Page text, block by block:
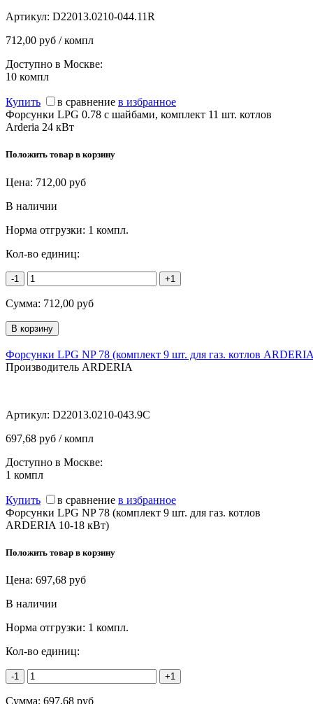
Артикул: D22013.0210-044.11R
712,00 руб / компл
Доступно в Москве:
10 компл
Купить в сравнение в избранное
Форсунки LPG 0.78 с шайбами, комплект 11 шт. котлов
Arderia 24 кВт
Положить товар в корзину
Цена: 712,00 руб
В наличии
Норма отгрузки: 1 компл.
Кол-во единиц:
-1 +1
Сумма: 712,00 руб
Форсунки LPG NP 78 (комплект 9 шт. для газ. котлов
Производитель ARDERIA
Артикул: D22013.0210-043.9C
697,68 руб / компл
Доступно в Москве:
1 компл
Купить в сравнение в избранное
Форсунки LPG NP 78 (комплект 9 шт. для газ. котлов
ARDERIA 10-18 кВт)
Положить товар в корзину
Цена: 697,68 руб
В наличии
Норма отгрузки: 1 компл.
Кол-во единиц:
-1 +1
Сумма: 697,68 руб